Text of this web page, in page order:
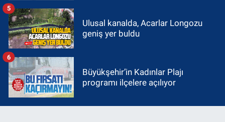
Ulusal kanalda, Acarlar Longozu
geniş yer buldu
5
Büyükşehir’in Kadınlar Plajı
programı ilçelere açılıyor
6